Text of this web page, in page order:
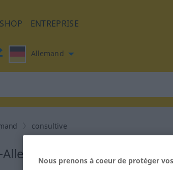
SHOP ENTREPRISE
Allemand
consultive
de "consultive"
Nous prenons à coeur de protéger